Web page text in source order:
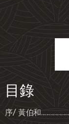
目錄
序/ 黃伯和